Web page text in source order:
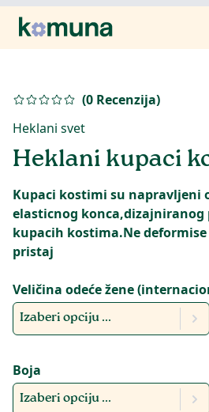
(0 Recenzija)
Heklani svet
Heklani kupaci
Kupaci kostimi su napravljeni
elasticnog konca,dizajniranog
kupacih kostima.Ne deformise
pristaj
Veličina odeće žene
Izaberi opciju ...
Boja
Izaberi opciju ...